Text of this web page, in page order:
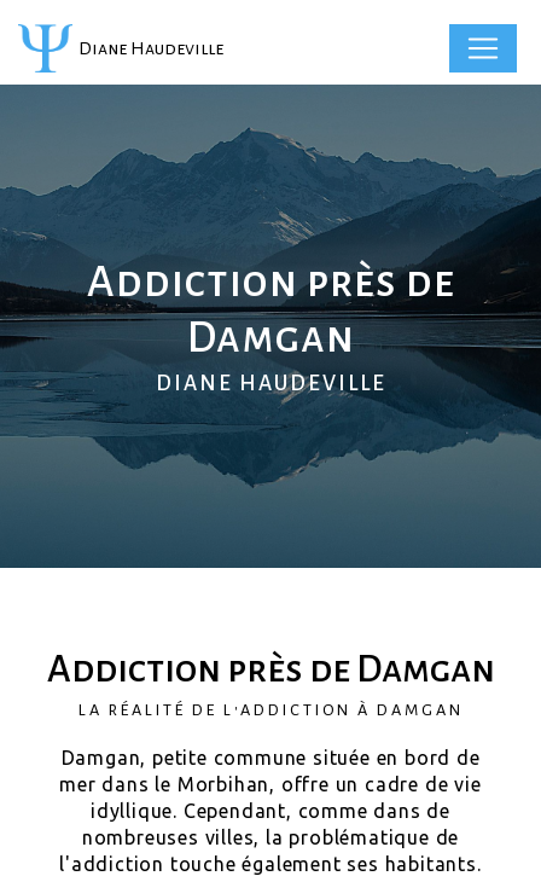
Diane Haudeville
Addiction près de
Damgan
DIANE HAUDEVILLE
Addiction près de Damgan
LA RÉALITÉ DE L'ADDICTION À DAMGAN
Damgan, petite commune située en bord de
mer dans le Morbihan, offre un cadre de vie
idyllique. Cependant, comme dans de
nombreuses villes, la problématique de
l'addiction touche également ses habitants.